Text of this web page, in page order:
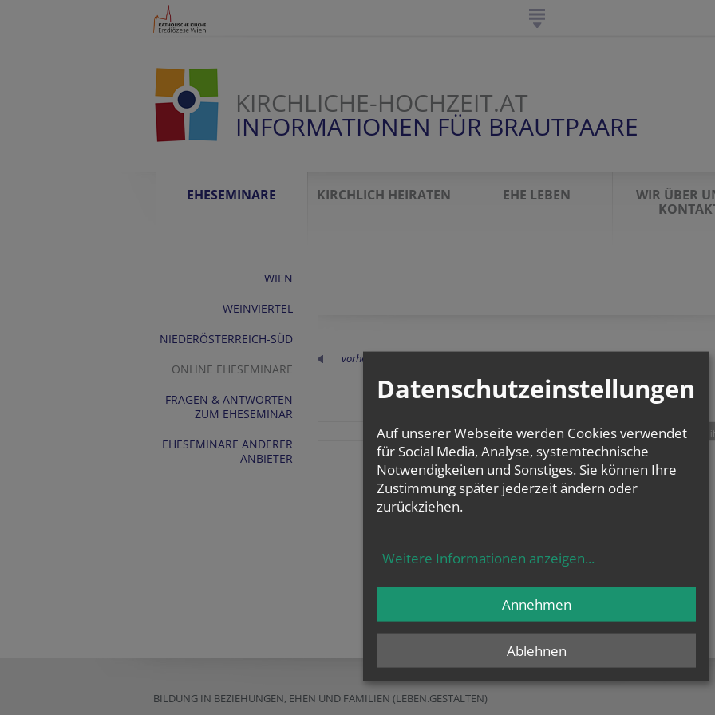
KIRCHLICHE-HOCHZEIT.AT
INFORMATIONEN FÜR BRAUTPAARE
EHESEMINARE KIRCHLICH HEIRATEN EHE LEBEN
WIR ÜBER
WIEN
WEINVIERTEL
NIEDERÖSTERREICH-SÜD
ONLINE EHESEMINARE
FRAGEN & ANTWORTEN
ZUM EHESEMINAR
EHESEMINARE ANDERER
ANBIETER
vorherige
teilen tweet pin it
BILDUNG IN BEZIEHUNGEN, EHEN UND FAMILIEN (LEBEN.GESTALTEN)
Datenschutzeinstellungen
Auf unserer Webseite werden Cookies verwendet
für Social Media, Analyse, systemtechnische
Notwendigkeiten und Sonstiges. Sie können Ihre
Zustimmung später jederzeit ändern oder
zurückziehen.
Weitere Informationen anzeigen...
Ablehnen
Annehmen